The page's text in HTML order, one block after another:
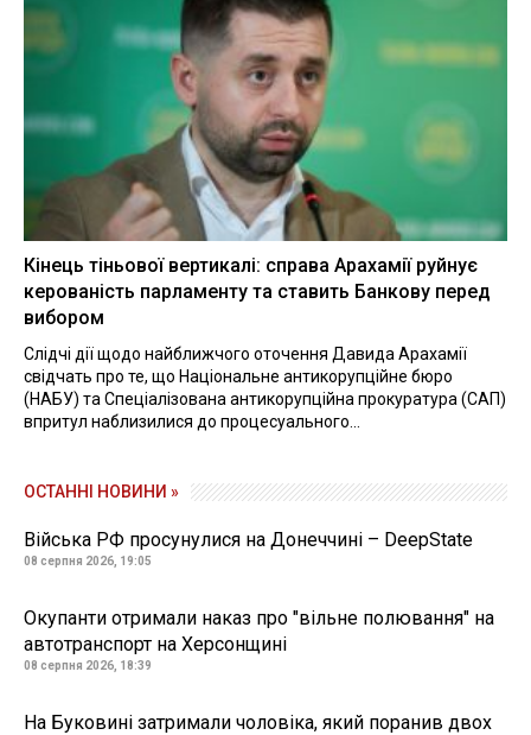
Кінець тіньової вертикалі: справа Арахамії руйнує
керованість парламенту та ставить Банкову перед
вибором
Слідчі дії щодо найближчого оточення Давида Арахамії
свідчать про те, що Національне антикорупційне бюро
(НАБУ) та Спеціалізована антикорупційна прокуратура (САП)
впритул наблизилися до процесуального...
ОСТАННІ НОВИНИ »
Війська РФ просунулися на Донеччині – DeepState
08 серпня 2026, 19:05
Окупанти отримали наказ про "вільне полювання" на
автотранспорт на Херсонщині
08 серпня 2026, 18:39
На Буковині затримали чоловіка, який поранив двох